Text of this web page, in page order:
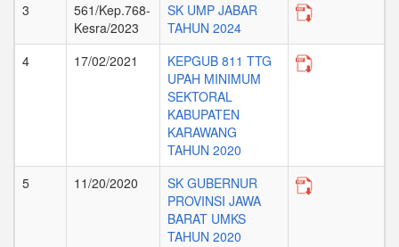
3
561/Kep.768-
Kesra/2023
SK UMP JABAR
TAHUN 2024
4
17/02/2021
KEPGUB 811 TTG
UPAH MINIMUM
SEKTORAL
KABUPATEN
KARAWANG
TAHUN 2020
5
11/20/2020
SK GUBERNUR
PROVINSI JAWA
BARAT UMKS
TAHUN 2020